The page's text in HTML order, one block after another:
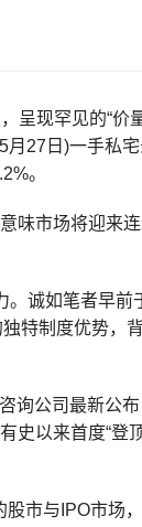
呈现罕见的“价
月27日)一手私
。
味市场将迎来
。诚如笔者早前
特制度优势，
询公司最新公
史以来首度“登
市与IPO市场